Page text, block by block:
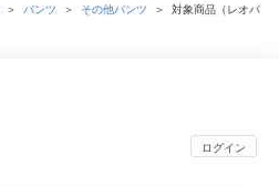
＞ パンツ ＞ その他パンツ ＞
対象商品（レオパ
ログイン